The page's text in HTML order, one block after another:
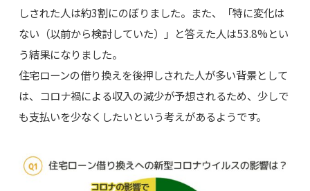
しされた人は約3割にのぼりました。また、「特に変化は
ない（以前から検討していた）」と答えた人は53.8%とい
う結果になりました。
住宅ローンの借り換えを後押しされた人が多い背景として
は、コロナ禍による収入の減少が予想されるため、少しで
も支払いを少なくしたいという考えがあるようです。